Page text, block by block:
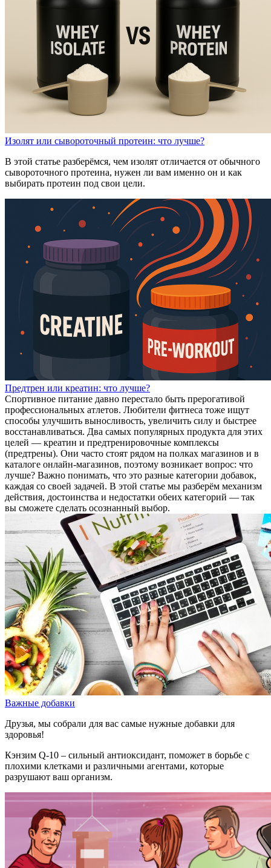
Изолят или сывороточный протеин: что лучше?
В этой статье разберёмся, чем изолят отличается от обычного
сывороточного протеина, нужен ли вам именно он и как
выбирать протеин под свои цели.
Предтрен или креатин: что лучше?
Спортивное питание давно перестало быть прерогативой
профессиональных атлетов. Любители фитнеса тоже ищут
способы улучшить выносливость, увеличить силу и быстрее
восстанавливаться. Два самых популярных продукта для этих
целей — креатин и предтренировочные комплексы
(предтрены). Они часто стоят рядом на полках магазинов и в
каталоге онлайн‑магазинов, поэтому возникает вопрос: что
лучше? Важно понимать, что это разные категории добавок,
каждая со своей задачей. В этой статье мы разберём механизм
действия, достоинства и недостатки обеих категорий — так
вы сможете сделать осознанный выбор.
Важные добавки
Друзья, мы собрали для вас самые нужные добавки для
здоровья!
Кэнзим Q-10 – сильный антиоксидант, поможет в борьбе с
плохими клетками и различными агентами, которые
разрушают ваш организм.